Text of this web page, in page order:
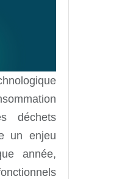
déchets
un enjeu
année,